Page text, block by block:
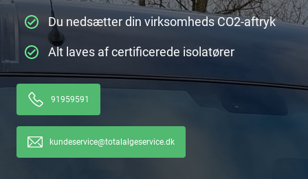
Du nedsætter din virksomheds CO2-aftryk
Alt laves af certificerede isolatører
91959591
kundeservice@totalalgeservice.dk